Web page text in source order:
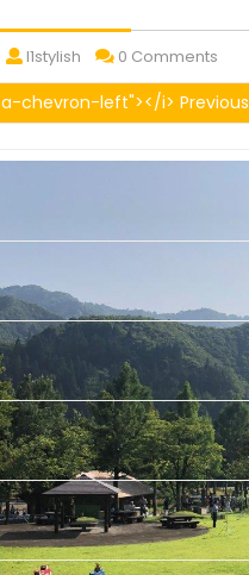
IMG_7105
l1stylish IMG_71050 Comments
chevron-left"></i> Previous